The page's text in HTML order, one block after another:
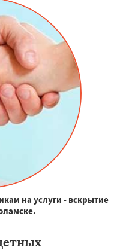
на услуги - вскрытие